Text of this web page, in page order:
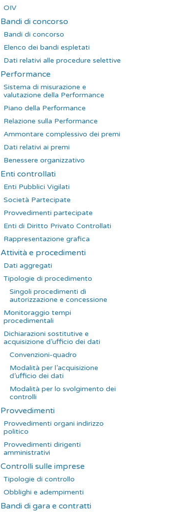
OIV
Bandi di concorso
Bandi di concorso
Elenco dei bandi espletati
Dati relativi alle procedure selettive
Performance
Sistema di misurazione e
valutazione della Performance
Piano della Performance
Relazione sulla Performance
Ammontare complessivo dei premi
Dati relativi ai premi
Benessere organizzativo
Enti controllati
Enti Pubblici Vigilati
Società Partecipate
Provvedimenti partecipate
Enti di Diritto Privato Controllati
Rappresentazione grafica
Attività e procedimenti
Dati aggregati
Tipologie di procedimento
Singoli procedimenti di
autorizzazione e concessione
Monitoraggio tempi
procedimentali
Dichiarazioni sostitutive e
acquisizione d’ufficio dei dati
Convenzioni-quadro
Modalità per l’acquisizione
d’ufficio dei dati
Modalità per lo svolgimento dei
controlli
Provvedimenti
Provvedimenti organi indirizzo
politico
Provvedimenti dirigenti
amministrativi
Controlli sulle imprese
Tipologie di controllo
Obblighi e adempimenti
Bandi di gara e contratti